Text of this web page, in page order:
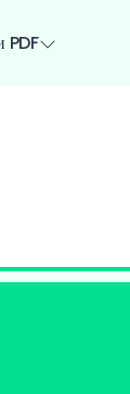
PDF